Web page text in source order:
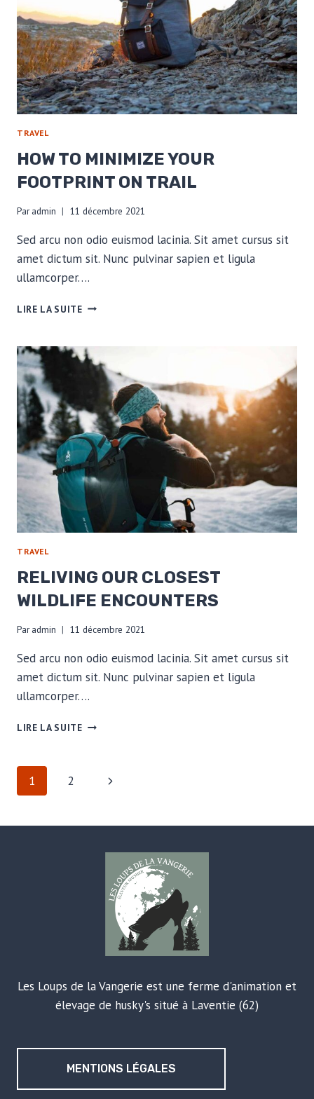
TRAVEL
HOW TO MINIMIZE YOUR
FOOTPRINT ON TRAIL
Par admin 11 décembre 2021
Sed arcu non odio euismod lacinia. Sit amet cursus sit
amet dictum sit. Nunc pulvinar sapien et ligula
ullamcorper….
LIRE LA SUITEHOW
YOUR
FOOTPRINT
TRAIL
TRAVEL
RELIVING OUR CLOSEST
WILDLIFE ENCOUNTERS
Par admin 11 décembre 2021
Sed arcu non odio euismod lacinia. Sit amet cursus sit
amet dictum sit. Nunc pulvinar sapien et ligula
ullamcorper….
LIRE LA SUITERELIVING
ENCOUNTERS
NAVIGATION
1 2
Page
Les Loups de la Vangerie est une ferme d'animation et
élevage de husky's situé à Laventie (62)
MENTIONS LÉGALES